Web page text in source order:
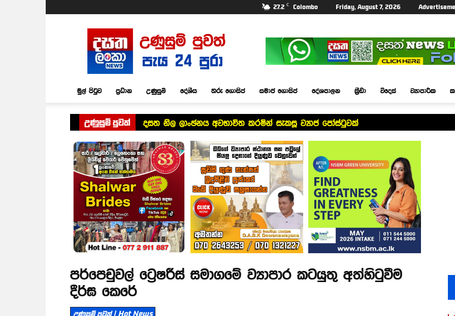
27.2 C Colombo Friday, August 7, 2026
Dasatha
Lanka
News
මුල් පිටුව ප්‍රධාන උණුසුම් දේශීය තරු ගොසිප් සමාජ ගොසිප් දේශපාලන ක්‍රීඩා විදෙස් ව්‍යාපාරික
උණුසුම් පුවත් දසත නිල ලාංඡනය අවභාවිත කරමින් සැකසූ ව්‍යාජ පෝස්ටුවක්
පර්පෙචුවල් ට්‍රෙෂරීස් සමාගමේ ව්‍යාපාර කටයුතු අත්හිටුවීම
දීර්ඝ කෙරේ
උණුසුම් පුවත් | Hot News